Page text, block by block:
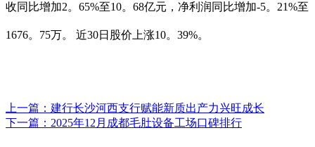
收同比增加2。65%至10。68亿元，净利润同比增加-5。21%至
1676。75万。 近30日股价上涨10。39%。
上一篇： 建行长沙河西支行赋能新质出产力兴旺成长
下一篇： 2025年12月成都毛肚设备工场口碑排行